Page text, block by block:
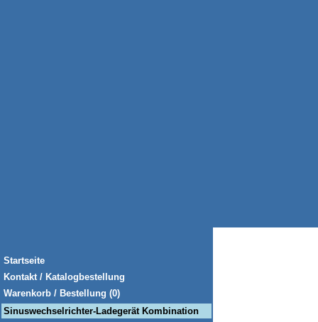
Startseite
Kontakt / Katalogbestellung
Warenkorb / Bestellung (0)
Sinuswechselrichter-Ladegerät Kombination